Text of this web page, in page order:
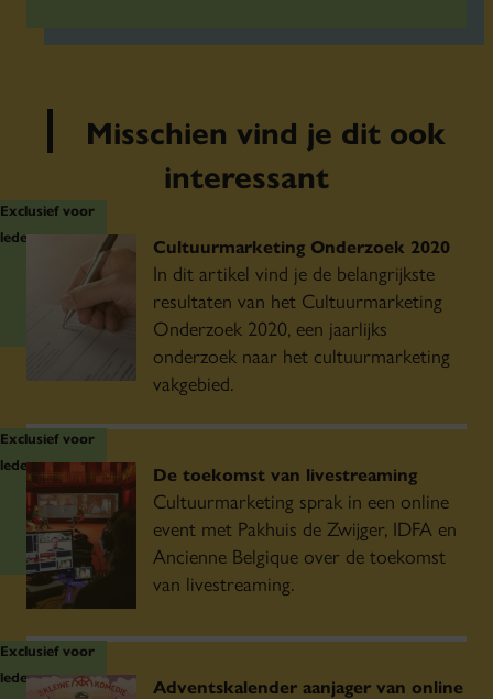
Misschien vind je dit ook
interessant
Exclusief voor
leden
Cultuurmarketing Onderzoek 2020
In dit artikel vind je de belangrijkste
resultaten van het Cultuurmarketing
Onderzoek 2020, een jaarlijks
onderzoek naar het cultuurmarketing
vakgebied.
Exclusief voor
leden
De toekomst van livestreaming
Cultuurmarketing sprak in een online
event met Pakhuis de Zwijger, IDFA en
Ancienne Belgique over de toekomst
van livestreaming.
Exclusief voor
leden
Adventskalender aanjager van online